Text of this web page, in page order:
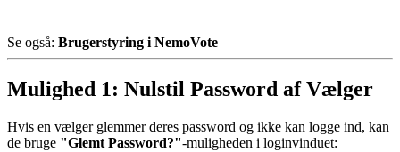
Se også: Brugerstyring i NemoVote
Mulighed 1: Nulstil Password af Vælger
Hvis en vælger glemmer deres password og ikke kan logge ind, kan
de bruge "Glemt Password?"-muligheden i loginvinduet: